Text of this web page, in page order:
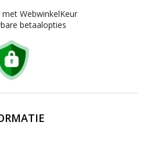
met WebwinkelKeur
betaalopties